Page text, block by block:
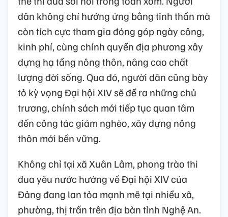
dân không chỉ hưởng ứng bằng tinh thần mà
còn tích cực tham gia đóng góp ngày công,
kinh phí, cùng chính quyền địa phương xây
dựng hạ tầng nông thôn, nâng cao chất
lượng đời sống. Qua đó, người dân cũng bày
tỏ kỳ vọng Đại hội XIV sẽ đề ra những chủ
trương, chính sách mới tiếp tục quan tâm
đến công tác giảm nghèo, xây dựng nông
thôn mới bền vững.
Không chỉ tại xã Xuân Lâm, phong trào thi
đua yêu nước hướng về Đại hội XIV của
Đảng đang lan tỏa mạnh mẽ tại nhiều xã,
phường, thị trấn trên địa bàn tỉnh Nghệ An.